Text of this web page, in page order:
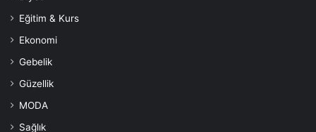
Eğitim & Kurs
Ekonomi
Gebelik
Güzellik
MODA
Sağlık